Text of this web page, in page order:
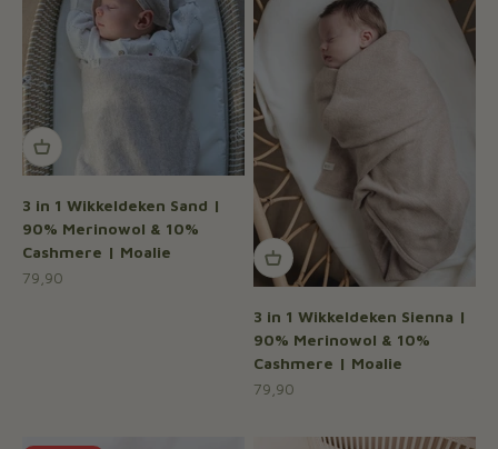
3 in 1 Wikkeldeken Sand |
90% Merinowol & 10%
Cashmere | Moalie
Aanbiedingsprijs
79,90
3 in 1 Wikkeldeken Sienna |
90% Merinowol & 10%
Cashmere | Moalie
Aanbiedingsprijs
79,90